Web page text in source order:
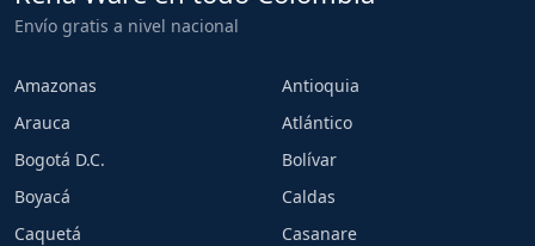
Envío gratis a nivel nacional
Amazonas
Antioquia
Arauca
Atlántico
Bogotá D.C.
Bolívar
Boyacá
Caldas
Caquetá
Casanare